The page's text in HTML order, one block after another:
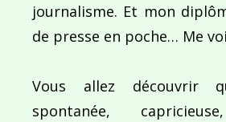
journalisme. Et mon
de presse en poche… Me
Vous allez découvrir
spontanée,